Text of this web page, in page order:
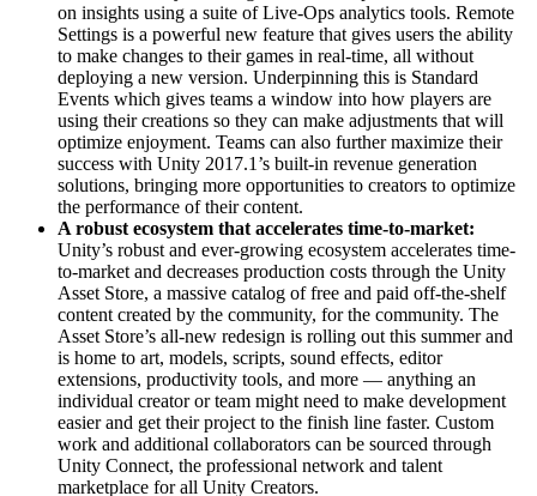
on insights using a suite of Live-Ops analytics tools. Remote
Settings is a powerful new feature that gives users the ability
to make changes to their games in real-time, all without
deploying a new version. Underpinning this is Standard
Events which gives teams a window into how players are
using their creations so they can make adjustments that will
optimize enjoyment. Teams can also further maximize their
success with Unity 2017.1’s built-in revenue generation
solutions, bringing more opportunities to creators to optimize
the performance of their content.
A robust ecosystem that accelerates time-to-market:
Unity’s robust and ever-growing ecosystem accelerates time-
to-market and decreases production costs through the Unity
Asset Store, a massive catalog of free and paid off-the-shelf
content created by the community, for the community. The
Asset Store’s all-new redesign is rolling out this summer and
is home to art, models, scripts, sound effects, editor
extensions, productivity tools, and more — anything an
individual creator or team might need to make development
easier and get their project to the finish line faster. Custom
work and additional collaborators can be sourced through
Unity Connect, the professional network and talent
marketplace for all Unity Creators.